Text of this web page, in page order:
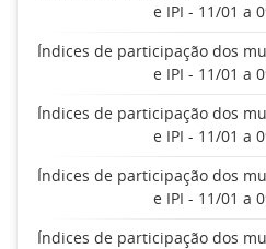
e IPI - 11/01 a
Índices de participação dos
e IPI - 11/01 a
Índices de participação dos
e IPI - 11/01 a
Índices de participação dos
e IPI - 11/01 a
Índices de participação dos